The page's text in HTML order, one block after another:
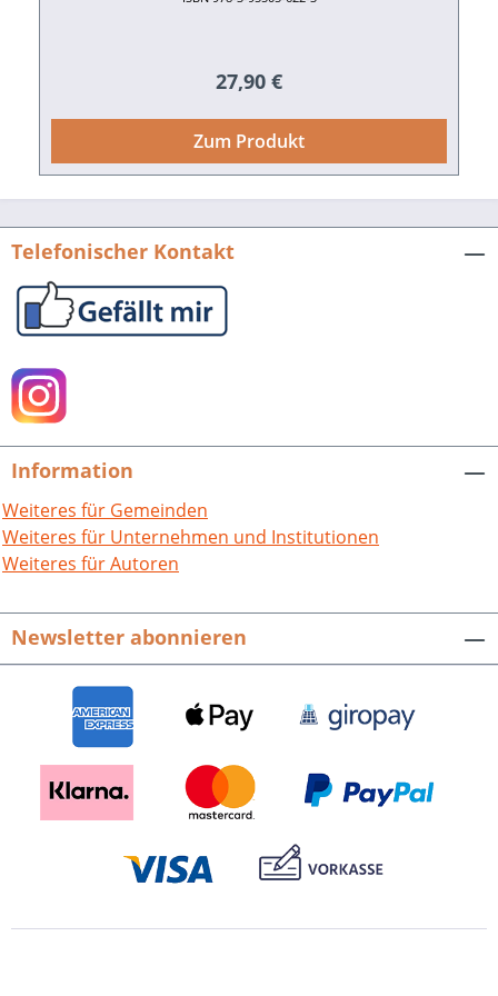
Regulärer Preis:
27,90 €
Zum Produkt
Telefonischer Kontakt
Information
Weiteres für Gemeinden
Weiteres für Unternehmen und Institutionen
Weiteres für Autoren
Newsletter abonnieren